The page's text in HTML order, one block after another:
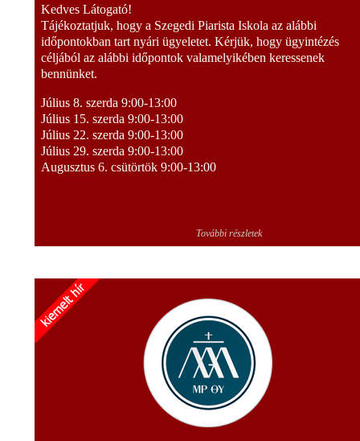
Kedves Látogató!
Tájékoztatjuk, hogy a Szegedi Piarista Iskola az alábbi
időpontokban tart nyári ügyeletet. Kérjük, hogy ügyintézés
céljából az alábbi időpontok valamelyikében keressenek
bennünket.
Július 8. szerda 9:00-13:00
Július 15. szerda 9:00-13:00
Július 22. szerda 9:00-13:00
Július 29. szerda 9:00-13:00
Augusztus 6. csütörtök 9:00-13:00
További részletek